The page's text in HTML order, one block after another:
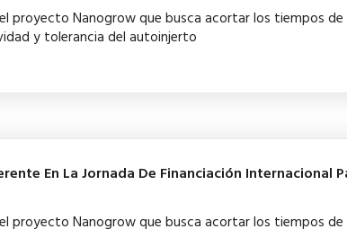
proyecto Nanogrow que busca acortar los tiempos de
y tolerancia del autoinjerto
En La Jornada De Financiación Internacional
proyecto Nanogrow que busca acortar los tiempos de